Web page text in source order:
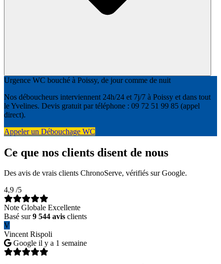
Urgence WC bouché à Poissy, de jour comme de nuit
Nos déboucheurs interviennent 24h/24 et 7j/7 à Poissy et dans tout
le Yvelines. Devis gratuit par téléphone : 09 72 51 99 85 (appel
direct).
Appeler un Débouchage WC
Ce que nos clients disent de nous
Des avis de vrais clients ChronoServe, vérifiés sur Google.
4,9 /5
Note Globale Excellente
Basé sur9 544 avis clients
V
Vincent Rispoli
Google il y a 1 semaine